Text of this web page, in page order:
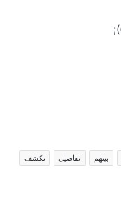
بينهم تفاصيل
تكشف